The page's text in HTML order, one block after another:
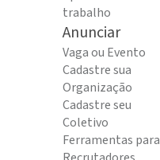
trabalho
Anunciar
Vaga ou Evento
Cadastre sua
Organização
Cadastre seu
Coletivo
Ferramentas para